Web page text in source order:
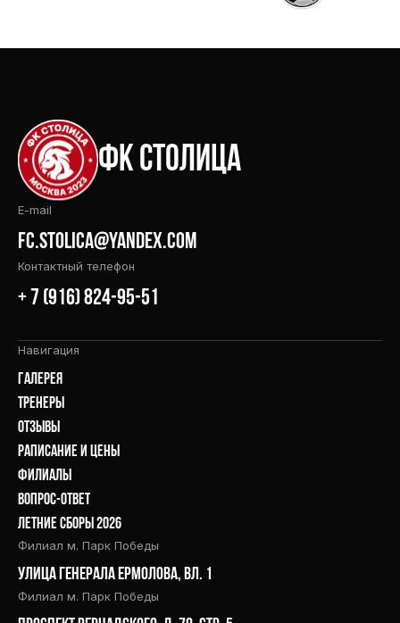
фк столица
E-mail
fc.stolica@yandex.com
Контактный телефон
+ 7 (916) 824-95-51
Навигация
галерея
тренеры
отзывы
раписание и цены
филиалы
вопрос-ответ
летние сборы 2026
Филиал м. Парк Победы
улица Генерала Ермолова, вл. 1
Филиал м. Парк Победы